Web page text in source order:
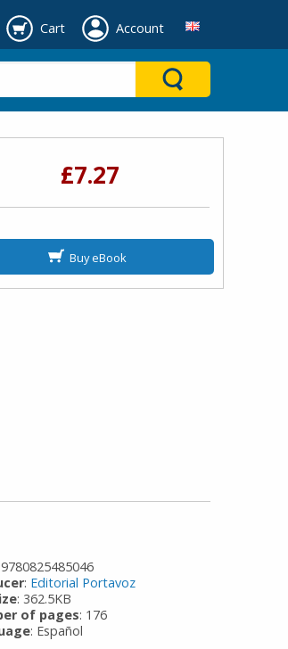
Cart Account
£7.27
Buy eBook
: Editorial Portavoz
: 362.5KB
of pages: 176
: Español